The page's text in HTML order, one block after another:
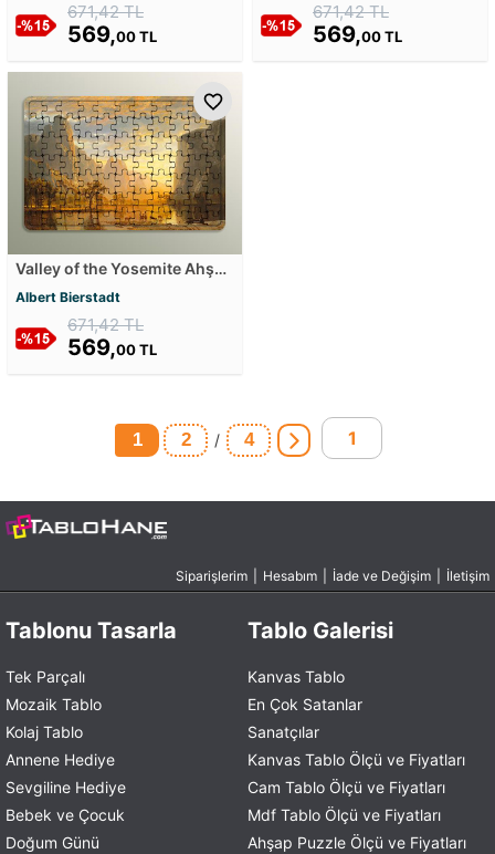
671,42 TL
569,00 TL
671,42 TL
569,00 TL
Valley of the Yosemite Ahşap
Albert Bierstadt
671,42 TL
569,00 TL
1 2 / 4
Siparişlerim Hesabım İade ve Değişim İletişim
Tablonu Tasarla
Tek Parçalı
Mozaik Tablo
Kolaj Tablo
Annene Hediye
Sevgiline Hediye
Bebek ve Çocuk
Doğum Günü
Tablo Galerisi
Kanvas Tablo
En Çok Satanlar
Sanatçılar
Kanvas Tablo Ölçü ve Fiyatları
Cam Tablo Ölçü ve Fiyatları
Mdf Tablo Ölçü ve Fiyatları
Ahşap Puzzle Ölçü ve Fiyatları